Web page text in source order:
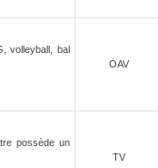
volleyball, bal
OAV
possède un
TV